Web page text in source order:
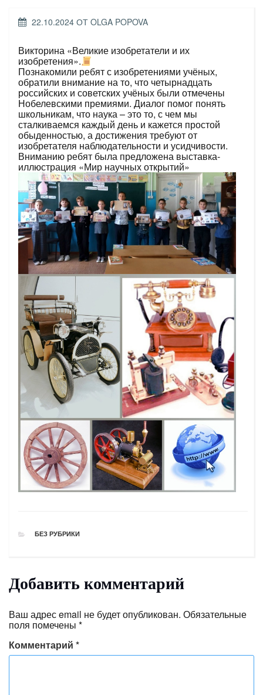
ОПУБЛИКОВАНО
22.10.2024 ОТ OLGA POPOVA
Викторина «Великие изобретатели и их
изобретения».
Познакомили ребят с изобретениями учёных,
обратили внимание на то, что четырнадцать
российских и советских учёных были отмечены
Нобелевскими премиями. Диалог помог понять
школьникам, что наука – это то, с чем мы
сталкиваемся каждый день и кажется простой
обыденностью, а достижения требуют от
изобретателя наблюдательности и усидчивости.
Вниманию ребят была предложена выставка-
иллюстрация «Мир научных открытий»
РУБРИКИ
БЕЗ РУБРИКИ
Добавить комментарий
Ваш адрес email не будет опубликован. Обязательные
поля помечены *
Комментарий *